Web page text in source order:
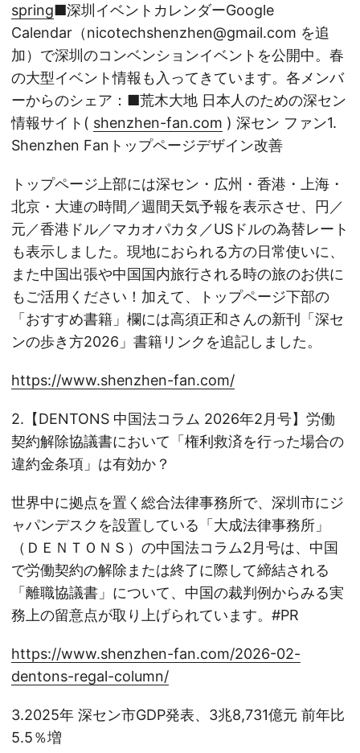
spring■深圳イベントカレンダーGoogle
Calendar（nicotechshenzhen@gmail.com を追
加）で深圳のコンベンションイベントを公開中。春
の大型イベント情報も入ってきています。各メンバ
ーからのシェア：■荒木大地 日本人のための深セン
情報サイト( shenzhen-fan.com ) 深セン ファン1.
Shenzhen Fanトップページデザイン改善
トップページ上部には深セン・広州・香港・上海・
北京・大連の時間／週間天気予報を表示させ、円／
元／香港ドル／マカオパカタ／USドルの為替レート
も表示しました。現地におられる方の日常使いに、
また中国出張や中国国内旅行される時の旅のお供に
もご活用ください！加えて、トップページ下部の
「おすすめ書籍」欄には高須正和さんの新刊「深セ
ンの歩き方2026」書籍リンクを追記しました。
https://www.shenzhen-fan.com/
2.【DENTONS 中国法コラム 2026年2月号】労働
契約解除協議書において「権利救済を行った場合の
違約金条項」は有効か？
世界中に拠点を置く総合法律事務所で、深圳市にジ
ャパンデスクを設置している「大成法律事務所」
（ＤＥＮＴＯＮＳ）の中国法コラム2月号は、中国
で労働契約の解除または終了に際して締結される
「離職協議書」について、中国の裁判例からみる実
務上の留意点が取り上げられています。#PR
https://www.shenzhen-fan.com/2026-02-
dentons-regal-column/
3.2025年 深セン市GDP発表、3兆8,731億元 前年比
5.5％増